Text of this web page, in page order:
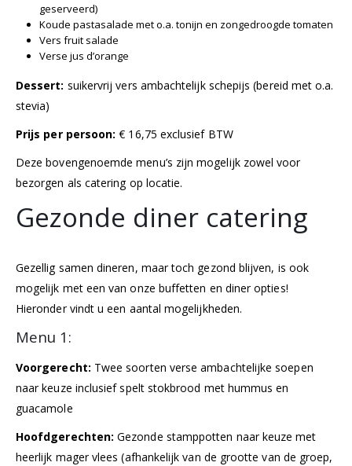
geserveerd)
Koude pastasalade met o.a. tonijn en zongedroogde tomaten
Vers fruit salade
Verse jus d’orange
Dessert: suikervrij vers ambachtelijk schepijs (bereid met o.a.
stevia)
Prijs per persoon: € 16,75 exclusief BTW
Deze bovengenoemde menu’s zijn mogelijk zowel voor
bezorgen als catering op locatie.
Gezonde diner catering
Gezellig samen dineren, maar toch gezond blijven, is ook
mogelijk met een van onze buffetten en diner opties!
Hieronder vindt u een aantal mogelijkheden.
Menu 1:
Voorgerecht: Twee soorten verse ambachtelijke soepen
naar keuze inclusief spelt stokbrood met hummus en
guacamole
Hoofdgerechten:Gezonde stamppotten naar keuze met
heerlijk mager vlees (afhankelijk van de grootte van de groep,